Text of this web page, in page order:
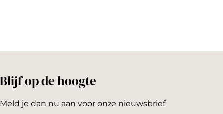
Blijf op de hoogte
Meld je dan nu aan voor onze nieuwsbrief